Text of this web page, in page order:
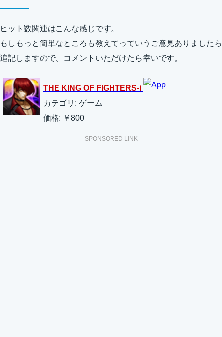
ヒット数関連はこんな感じです。
もしもっと簡単なところも教えてっていうご意見ありましたら
追記しますので、コメントいただけたら幸いです。
THE KING OF FIGHTERS-i
カテゴリ: ゲーム
価格: ￥800
SPONSORED LINK